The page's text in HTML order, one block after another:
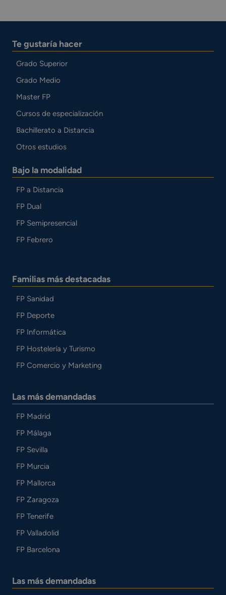
Te gustaría hacer
Grado Superior
Grado Medio
Master FP
Cursos de especialización
Bachillerato a Distancia
Otros estudios
Bajo la modalidad
FP a Distancia
FP Dual
FP Semipresencial
FP Febrero
Familias más destacadas
FP Sanidad
FP Deporte
FP Informática
FP Hostelería y Turismo
FP Comercio y Marketing
Las más demandadas
FP Madrid
FP Málaga
FP Sevilla
FP Murcia
FP Mallorca
FP Zaragoza
FP Tenerife
FP Valladolid
FP Barcelona
Las más demandadas